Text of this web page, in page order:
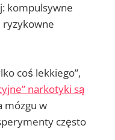
kompulsywne
ryzykowne
coś lekkiego”,
narkotyki są
mózgu w
często